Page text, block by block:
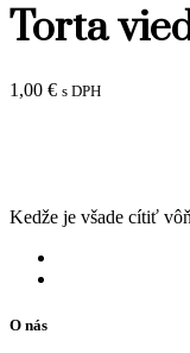
Torta
1,00 € s DPH
Kedže je všade cítiť
O nás